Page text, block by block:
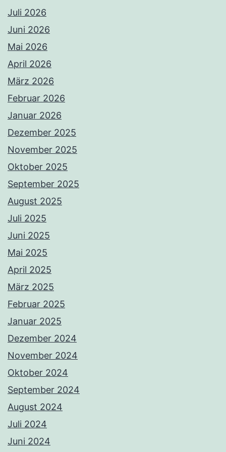
Juli 2026
Juni 2026
Mai 2026
April 2026
März 2026
Februar 2026
Januar 2026
Dezember 2025
November 2025
Oktober 2025
September 2025
August 2025
Juli 2025
Juni 2025
Mai 2025
April 2025
März 2025
Februar 2025
Januar 2025
Dezember 2024
November 2024
Oktober 2024
September 2024
August 2024
Juli 2024
Juni 2024